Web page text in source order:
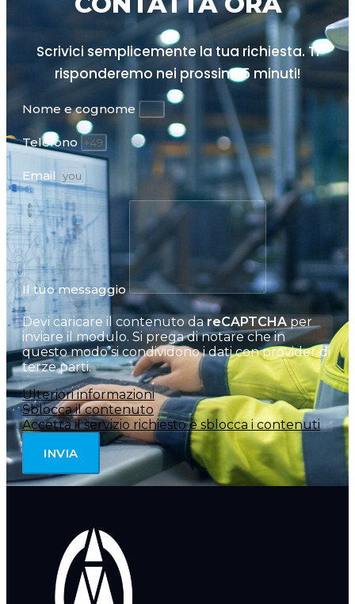
Scrivici semplicemente la tua richiesta. Ti
risponderemo nei prossimi5 minuti!
Nome e cognome
Telefono
Email
Il tuo messaggio
Devi caricare il contenuto dareCAPTCHAper
inviare il modulo. Si prega di notare che in
questo modo si condividono i dati con provider di
terze parti.
Ulteriori informazioni
Sblocca il contenuto
Accetta il servizio richiesto e sblocca i contenuti
INVIA